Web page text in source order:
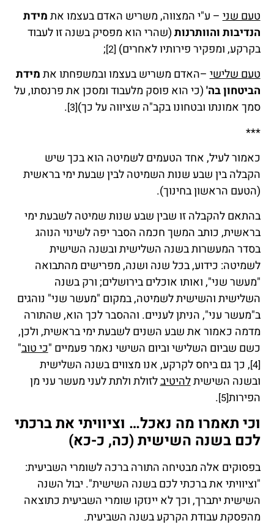
טעם שני– ע"י המצווה, משריש האדם בעצמו אתמידת
הנדיבות והוותרנות(שהרי הוא מפסיק בשנה זו לעבוד
בקרקע, ומפקיר פירותיו לאחרים) [2]
;
טעם שלישי–האדם משריש בעצמו ובמשפחתו אתמידת
הביטחון בה'(כי הוא פוסק מלעבוד ומסכן את פרנסתו, על
סמך אמונתו ובטחונו בקב"ה שציווה על כך)[3]
.
***
כאמור לעיל, אחד הטעמים לשמיטה הוא בכך שיש
הקבלה בין שבע שנות השמיטה לבין שבעת ימי בראשית
(הטעם הראשון בחינוך).
בהתאם להקבלה זו שבין שבע שנות שמיטה לשבעת ימי
בראשית, כותב המשך חכמה הסבר יפה לשינוי הנוהג
בסדר המעשרות בשנה השלישית ובשנה השישית
לשמיטה: כידוע, בכל שנה ושנה, מפרישים מהתבואה
"מעשר שני", ואותו אוכלים בירושלים; ורק בשנה
השלישית והשישית לשמיטה, במקום "מעשר שני" נוהגים
ב"מעשר עני", הניתן לעניים. וההסבר לכך הוא, שהתורה
מדמה כאמור את שבע השנים לשבעת ימי בראשית, ולכן,
כשם שביום השלישי וביום השישי נאמר פעמיים "כי טוב"
[4] , כך גם ביחס לקרקע, אנו מצווים בשנה השלישית
ובשנה השישיתלהיטיבלזולת ולתת לעני מעשר עני מן
הפירות[5]
.
וכי תאמרו מה נאכל… וציוויתי את ברכתי
לכם בשנה השישית (כה, כ-כא)
בפסוקים אלה מבטיחה התורה ברכה לשומרי השביעית:
"וציוויתי את ברכתי לכם בשנה השישית". יבול השנה
השישית יתברך, וכך לא יינזקו שומרי השביעית כתוצאה
מהפסקת עבודת הקרקע בשנה השביעית.